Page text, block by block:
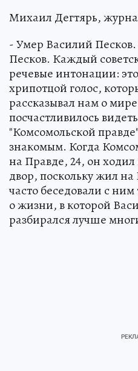
Михаил Дегтярь,
- Умер Василий
Песков. Каждый
речевые интонации:
хрипотцой голос,
рассказывал нам о
посчастливилось
"Комсомольской
знакомым. Когда
на Правде, 24, он
двор, поскольку жил
часто беседовали с
о жизни, в которой
разбирался лучше